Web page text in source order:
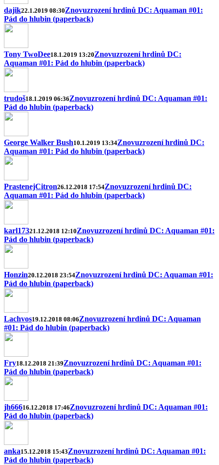
dajik22.1.2019 08:30Znovuzrození hrdinů DC: Aquaman #01:
Pád do hlubin (paperback)
Tony TwoDee18.1.2019 13:20Znovuzrození hrdinů DC:
Aquaman #01: Pád do hlubin (paperback)
trudoš18.1.2019 06:36Znovuzrození hrdinů DC: Aquaman #01:
Pád do hlubin (paperback)
George Walker Bush10.1.2019 13:34Znovuzrození hrdinů DC:
Aquaman #01: Pád do hlubin (paperback)
PrastenejCitron26.12.2018 17:54Znovuzrození hrdinů DC:
Aquaman #01: Pád do hlubin (paperback)
karl17321.12.2018 12:10Znovuzrození hrdinů DC: Aquaman #01:
Pád do hlubin (paperback)
Honzin20.12.2018 23:54Znovuzrození hrdinů DC: Aquaman #01:
Pád do hlubin (paperback)
Lachvos19.12.2018 08:06Znovuzrození hrdinů DC: Aquaman
#01: Pád do hlubin (paperback)
Fry18.12.2018 21:39Znovuzrození hrdinů DC: Aquaman #01:
Pád do hlubin (paperback)
jh66616.12.2018 17:46Znovuzrození hrdinů DC: Aquaman #01:
Pád do hlubin (paperback)
anka15.12.2018 15:43Znovuzrození hrdinů DC: Aquaman #01:
Pád do hlubin (paperback)